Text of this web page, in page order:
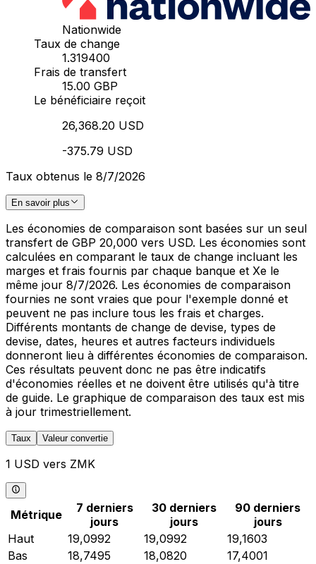
Nationwide
Taux de change
1.319400
Frais de transfert
15.00 GBP
Le bénéficiaire reçoit
26,368.20 USD
-375.79 USD
Taux obtenus le 8/7/2026
En savoir plus
Les économies de comparaison sont basées sur un seul
transfert de GBP 20,000 vers USD. Les économies sont
calculées en comparant le taux de change incluant les
marges et frais fournis par chaque banque et Xe le
même jour 8/7/2026. Les économies de comparaison
fournies ne sont vraies que pour l'exemple donné et
peuvent ne pas inclure tous les frais et charges.
Différents montants de change de devise, types de
devise, dates, heures et autres facteurs individuels
donneront lieu à différentes économies de comparaison.
Ces résultats peuvent donc ne pas être indicatifs
d'économies réelles et ne doivent être utilisés qu'à titre
de guide. Le graphique de comparaison des taux est mis
à jour trimestriellement.
Taux Valeur convertie
1 USD vers ZMK
Métrique
7 derniers
jours
30 derniers
jours
90 derniers
jours
Haut
19,0992 19,0992
19,1603
Bas
18,7495 18,0820
17,4001